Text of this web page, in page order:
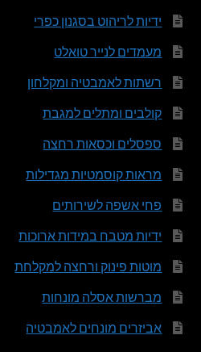
ידיות לריהוט בסגנון כפרי
מעמדים לנייר טואלט
רשתות לאמבטיה ומקלחון
קולבים ומתלים למגבת
ספסלים וכסאות רחצה
מראות קוסמטיות מגדילות
פחי אשפה לשירותים
ידיות מטבח במידות ארוכות
מוטות פינוק ורחצה למקלחת
מברשות אסלה מונחות
אביזרים מונחים לאמבטיה